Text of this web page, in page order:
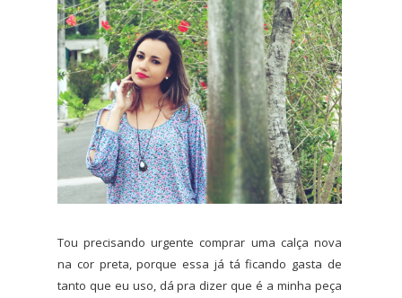
Tou precisando urgente comprar uma calça nova
na cor preta, porque essa já tá ficando gasta de
tanto que eu uso, dá pra dizer que é a minha peça